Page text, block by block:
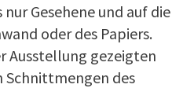
Gesehene und auf die
oder des Papiers.
Ausstellung gezeigten
Schnittmengen des